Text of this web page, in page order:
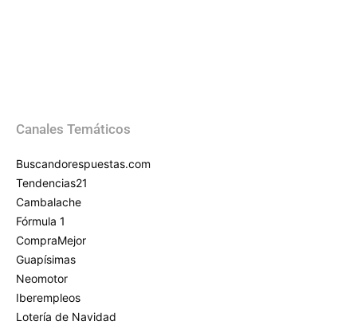
Canales Temáticos
Buscandorespuestas.com
Tendencias21
Cambalache
Fórmula 1
CompraMejor
Guapísimas
Neomotor
Iberempleos
Lotería de Navidad